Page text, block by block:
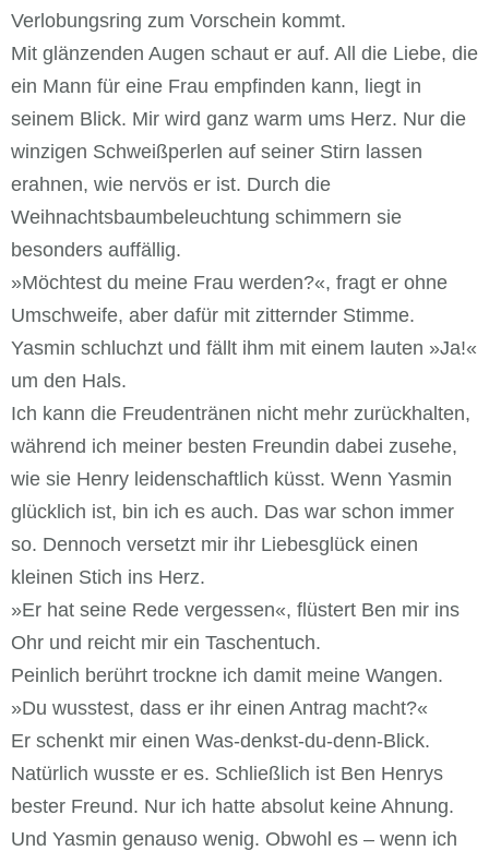
Verlobungsring zum Vorschein kommt.
Mit glänzenden Augen schaut er auf. All die Liebe, die
ein Mann für eine Frau empfinden kann, liegt in
seinem Blick. Mir wird ganz warm ums Herz. Nur die
winzigen Schweißperlen auf seiner Stirn lassen
erahnen, wie nervös er ist. Durch die
Weihnachtsbaumbeleuchtung schimmern sie
besonders auffällig.
»Möchtest du meine Frau werden?«, fragt er ohne
Umschweife, aber dafür mit zitternder Stimme.
Yasmin schluchzt und fällt ihm mit einem lauten »Ja!«
um den Hals.
Ich kann die Freudentränen nicht mehr zurückhalten,
während ich meiner besten Freundin dabei zusehe,
wie sie Henry leidenschaftlich küsst. Wenn Yasmin
glücklich ist, bin ich es auch. Das war schon immer
so. Dennoch versetzt mir ihr Liebesglück einen
kleinen Stich ins Herz.
»Er hat seine Rede vergessen«, flüstert Ben mir ins
Ohr und reicht mir ein Taschentuch.
Peinlich berührt trockne ich damit meine Wangen.
»Du wusstest, dass er ihr einen Antrag macht?«
Er schenkt mir einen Was-denkst-du-denn-Blick.
Natürlich wusste er es. Schließlich ist Ben Henrys
bester Freund. Nur ich hatte absolut keine Ahnung.
Und Yasmin genauso wenig. Obwohl es – wenn ich